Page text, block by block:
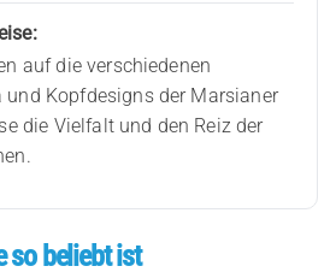
auf die verschiedenen
und Kopfdesigns der Marsianer
die Vielfalt und den Reiz der
so beliebt ist